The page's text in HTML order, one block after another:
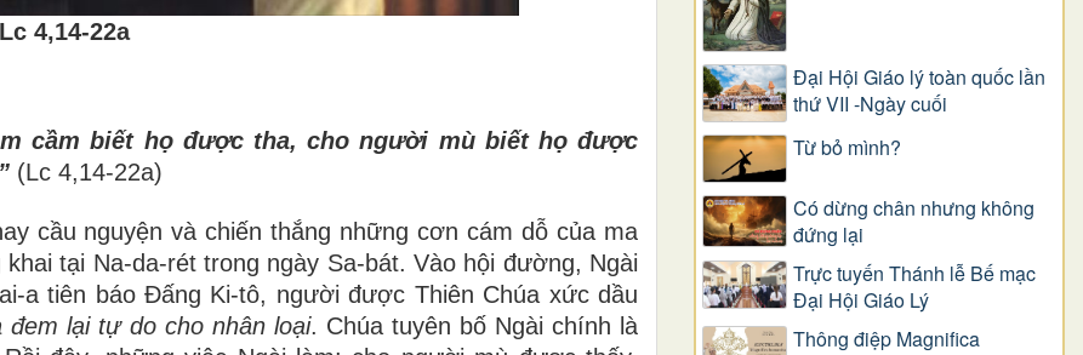
Lc 4,14-22a
cầm biết họ được tha, cho người mùbiết họ được
” (Lc 4,14-22a)
cầu nguyện và chiến thắng những cơn cám dỗ của ma
khai tại Na-da-rét trong ngày Sa-bát. Vào hội đường, Ngài
a tiên báo Đấng Ki-tô, ngườiđược Thiên Chúa xức dầu
đem lại tựdo cho nhân loại. Chúa tuyên bố Ngài chính là
Đại Hội Giáo lý toàn quốc lần
thứ VII -Ngày cuối
Từ bỏ mình?
Có dừng chân nhưng không
đứng lại
Trực tuyến Thánh lễ Bế mạc
Đại Hội Giáo Lý
Thông điệp Magnifica